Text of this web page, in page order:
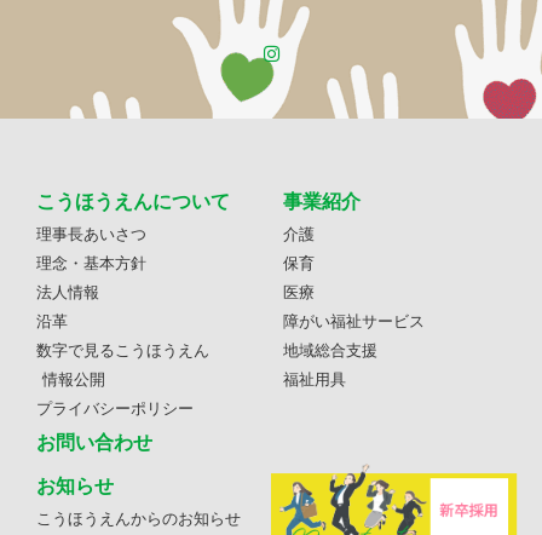
こうほうえんについて
理事長あいさつ
理念・基本方針
法人情報
沿革
数字で見るこうほうえん
情報公開
プライバシーポリシー
お問い合わせ
事業紹介
介護
保育
医療
障がい福祉サービス
地域総合支援
福祉用具
お知らせ
こうほうえんからのお知らせ